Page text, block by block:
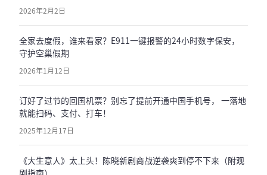
2026年2月2日
全家去度假，谁来看家？E911一键报警的24小时数字保安，
守护空巢假期
2026年1月12日
订好了过节的回国机票？别忘了提前开通中国手机号， 一落地
就能扫码、支付、打车！
2025年12月17日
《大生意人》太上头！陈晓新剧商战逆袭爽到停不下来（附观